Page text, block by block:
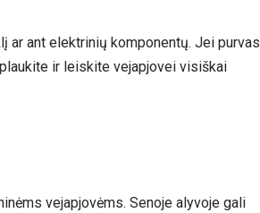
ar ant elektrinių komponentų. Jei purvas
ir leiskite vejapjovei visiškai
vejapjovėms. Senoje alyvoje gali